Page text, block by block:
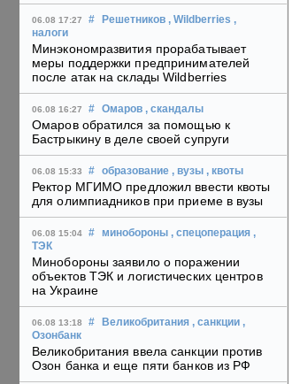
06.08 17:27 # Решетников , Wildberries ,
налоги
Минэкономразвития прорабатывает
меры поддержки предпринимателей
после атак на склады Wildberries
06.08 16:27 # Омаров , скандалы
Омаров обратился за помощью к
Бастрыкину в деле своей супруги
06.08 15:33 # образование , вузы , квоты
Ректор МГИМО предложил ввести квоты
для олимпиадников при приеме в вузы
06.08 15:04 # минобороны , спецоперация ,
ТЭК
Минобороны заявило о поражении
объектов ТЭК и логистических центров
на Украине
06.08 13:18 # Великобритания , санкции ,
Озонбанк
Великобритания ввела санкции против
Озон банка и еще пяти банков из РФ